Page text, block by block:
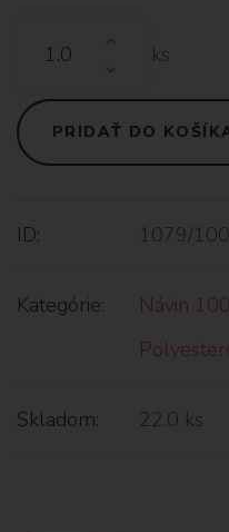
ks
PRIDAŤ DO
ID: 1079/100
Kategórie: Návin
Skladom: 22.0 ks